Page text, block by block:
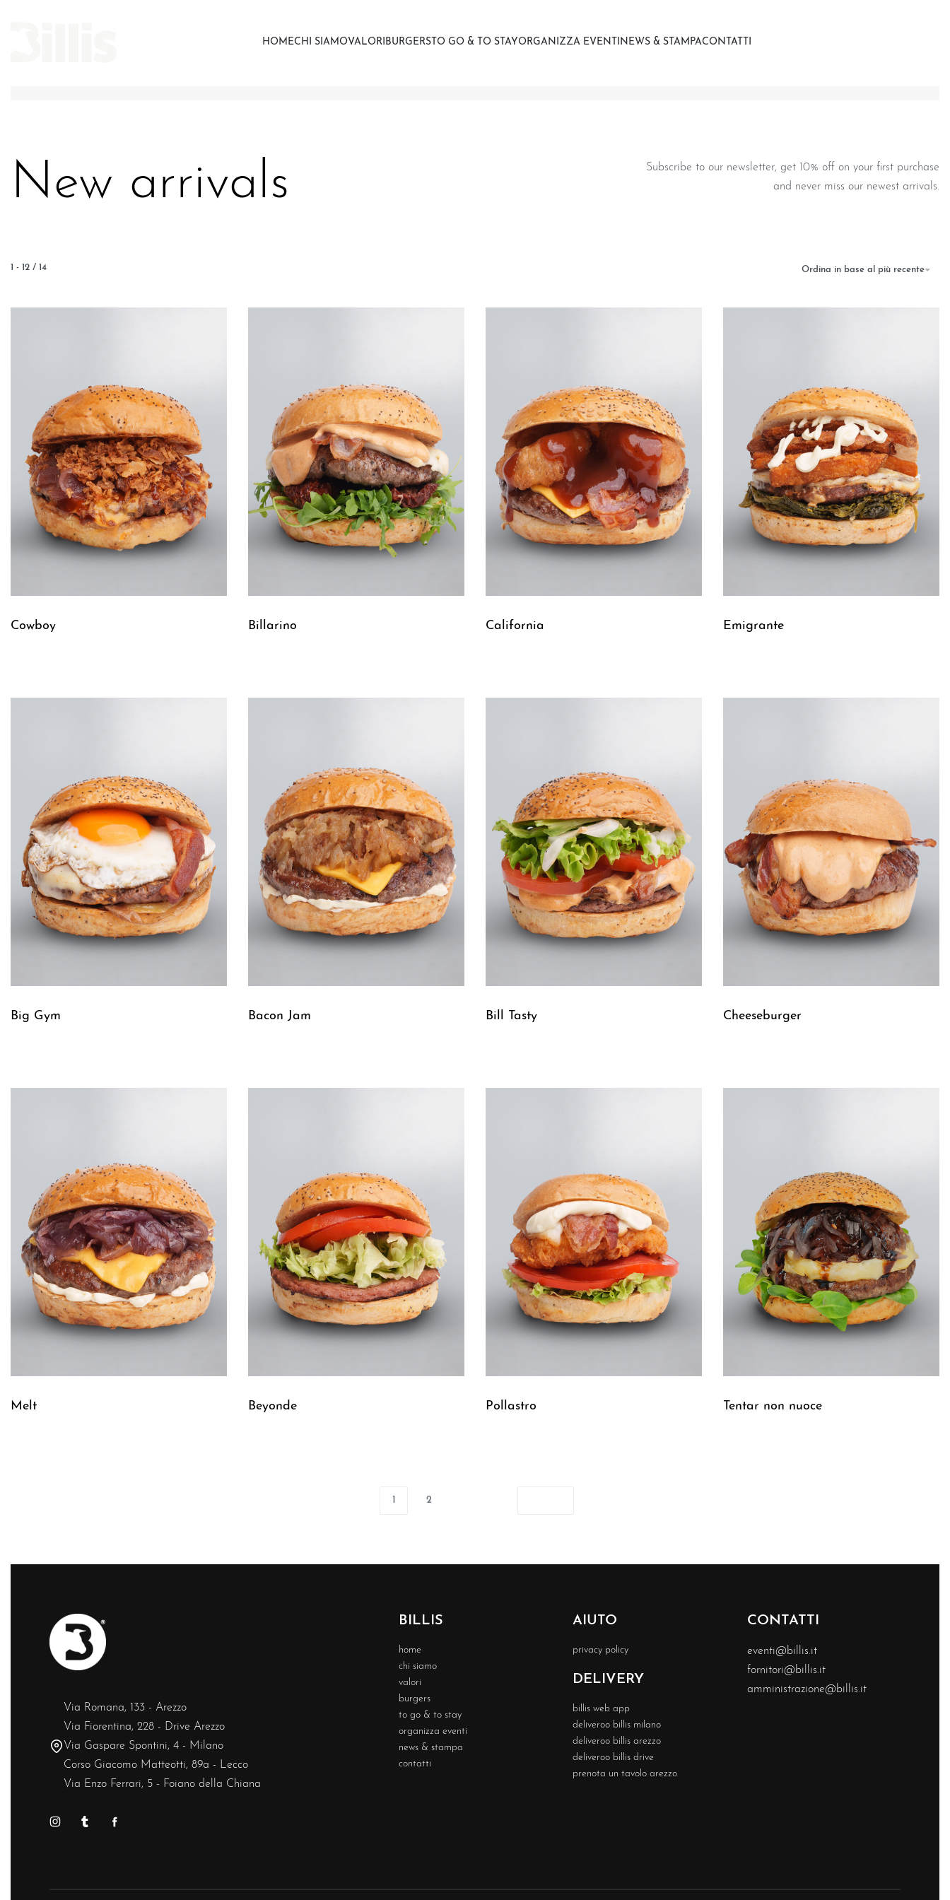
HOMECHI SIAMOVALORIBURGERS TO GO & TO STAYORGANIZZA EVENTINEWS & STAMPACONTATTI
New arrivals
Subscribe to our newsletter, get 10% off on your first purchase
and never miss our newest arrivals.
1 - 12 / 14 Ordina in base al più recente
Cowboy Billarino California Emigrante
Big Gym Bacon Jam Bill Tasty Cheeseburger
Melt Beyonde Pollastro Tentar non nuoce
1 2
Via Romana, 133 - Arezzo
Via Fiorentina, 228 - Drive Arezzo
Via Gaspare Spontini, 4 - Milano
Corso Giacomo Matteotti, 89a - Lecco
Via Enzo Ferrari, 5 - Foiano della Chiana
BILLIS
home
chi siamo
valori
burgers
to go & to stay
organizza eventi
news & stampa
contatti
AIUTO
privacy policy
DELIVERY
billis web app
deliveroo billis milano
deliveroo billis arezzo
deliveroo billis drive
prenota un tavolo arezzo
CONTATTI
eventi@billis.it
fornitori@billis.it
amministrazione@billis.it